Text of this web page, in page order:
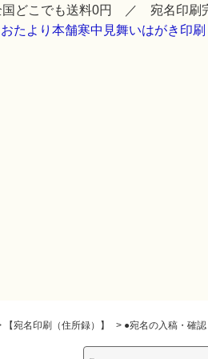
どこでも送料0円 ／ 宛名印
【宛名印刷（住所録）】 > ●宛名の入稿・確